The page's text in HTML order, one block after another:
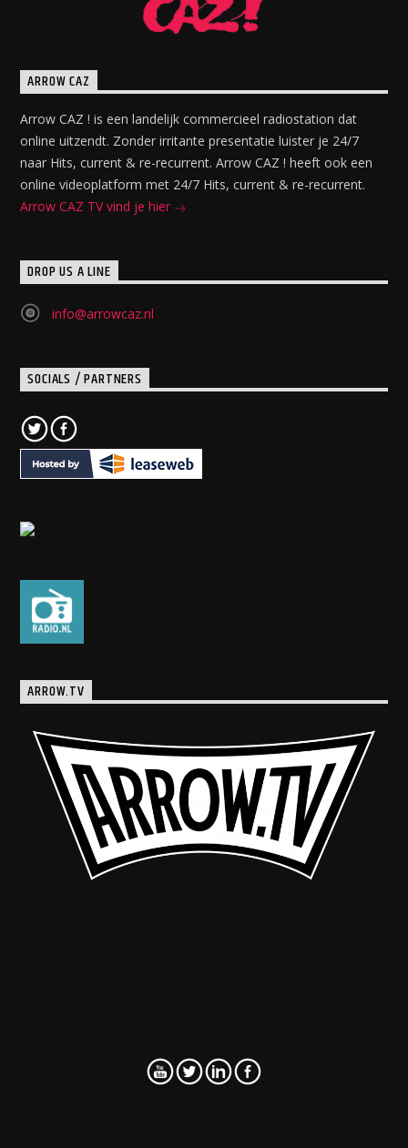
ARROW CAZ
Arrow CAZ ! is een landelijk commercieel radiostation dat
online uitzendt. Zonder irritante presentatie luister je 24/7
naar Hits, current & re-recurrent. Arrow CAZ ! heeft ook een
online videoplatform met 24/7 Hits, current & re-recurrent.
Arrow CAZ TV vind je hier
DROP US A LINE
info@arrowcaz.nl
SOCIALS / PARTNERS
ARROW.TV